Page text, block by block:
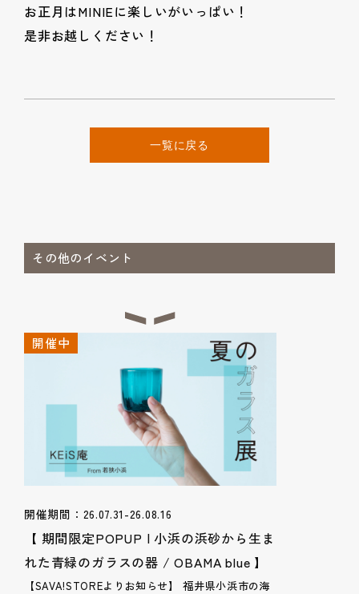
お正月はMINIEに楽しいがいっぱい！
是非お越しください！
一覧に戻る
その他のイベント
開催中
開催期間：26.07.31-26.08.16
【 期間限定POPUP | 小浜の浜砂から生ま
れた青緑のガラスの器 / OBAMA blue 】
【SAVA!STOREよりお知らせ】 福井県小浜市の海